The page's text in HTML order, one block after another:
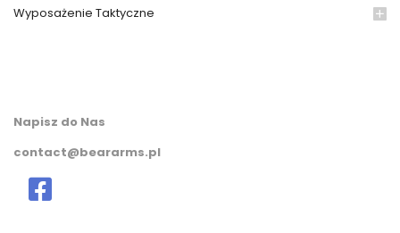
Wyposażenie Taktyczne
Napisz do Nas
contact@beararms.pl